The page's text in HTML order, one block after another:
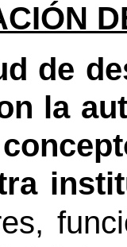
de
la